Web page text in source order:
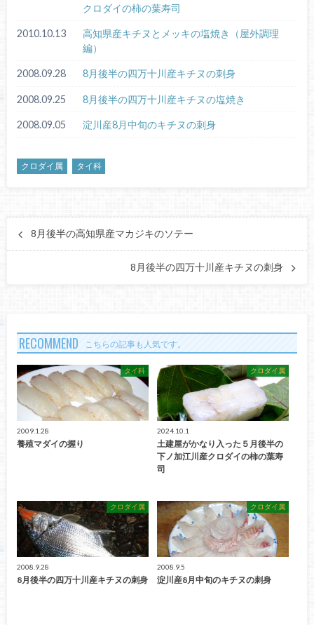
クロダイの柿の葉寿司
2010.10.13
高知県産キチヌとメッキの塩焼き（屋外調理
編）
2008.09.28 8月後半の四万十川産キチヌの刺身
2008.09.25 8月後半の四万十川産キチヌの塩焼き
2008.09.05 淀川産8月中旬のキチヌの刺身
クロダイ属 タイ科
8月後半の高知県産マカジキのソテー
8月後半の四万十川産キチヌの刺身
RECOMMEND こちらの記事も人気です。
タイ科
2009.1.28
養殖マダイの握り
クロダイ属
2024.10.1
土建屋がかなり入った５月後半の
下ノ加江川産クロダイの柿の葉寿
司
クロダイ属
2008.9.28
8月後半の四万十川産キチヌの刺身
クロダイ属
2008.9.5
淀川産8月中旬のキチヌの刺身